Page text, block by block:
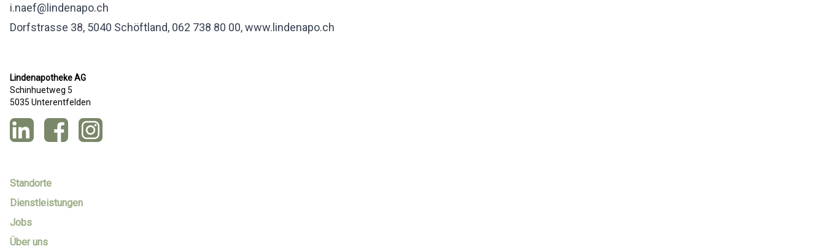
i.naef@lindenapo.ch
Dorfstrasse 38, 5040 Schöftland, 062 738 80 00,www.lindenapo.ch
Lindenapotheke AG
Schinhuetweg 5
5035 Unterentfelden
Standorte
Dienstleistungen
Jobs
Über uns